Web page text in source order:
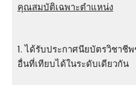
คุณสมบัติเฉพาะตำแหน่ง
1. ได้รับประกาศนียบัตรวิชา
อื่นที่เทียบได้ในระดับเดียวกัน